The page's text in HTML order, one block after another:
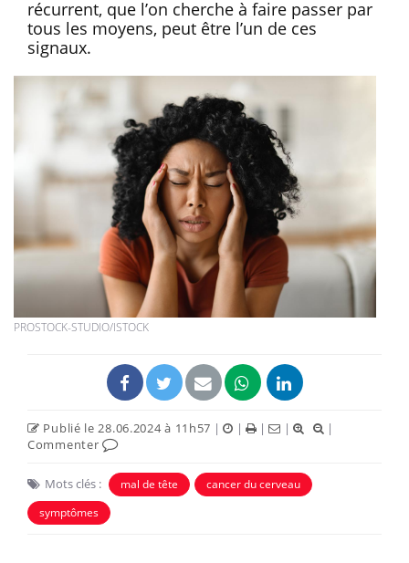
récurrent, que l’on cherche à faire passer par
tous les moyens, peut être l’un de ces
signaux.
PROSTOCK-STUDIO/ISTOCK
Publié le 28.06.2024 à 11h57 | | | |
|
Commenter
Mots clés : mal de tête
cancer du cerveau
symptômes